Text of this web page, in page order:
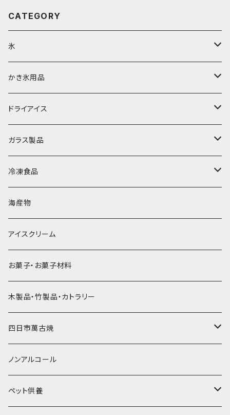
CATEGORY
氷
富士天然水の氷
丸氷
直径70mm
直径65mm
角氷
砕氷
氷河の氷
氷アイテム
かき氷用品
かき氷シロップ
無果汁1.8Lパック
無果汁1Lパック
無添加瓶シロップ
かき氷機・かき氷器
かき氷カップ
発泡スチロール無地-使い捨て
発泡スチロールプリント柄
かき氷スプーン・スプーンストロー
プラスチック・スプーン
プラスチック・スプーンストロー
コンデンスミルク・練乳・あんこ
かき氷セット
その他かき氷用品
ドライアイス
ドライアイス3ｋｇ
ドライアイス4ｋｇ
ドライアイス5ｋｇ
ドライアイス8ｋｇ
ドライアイス10ｋｇ
ドライアイス15ｋｇ
ドライアイス20ｋｇ
ドライアイス25ｋｇ
ガラス製品
オンザロック・グラス
ビール・グラス
タンブラー
かき氷器
冷凍食品
肉まん・あんまん
パスタ・スパゲッティ
惣菜
海産物
アイスクリーム
お菓子・お菓子材料
木製品・竹製品・カトラリー
四日市萬古焼
土鍋・土釜
一般土鍋
皿・椀・丼・小物
ノンアルコール
ペット供養